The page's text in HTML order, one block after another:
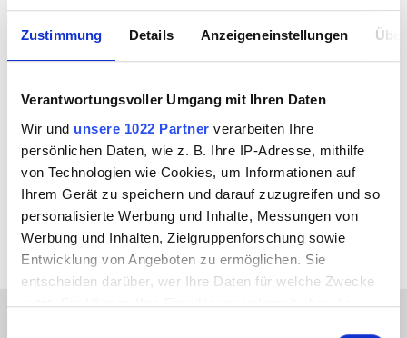
Zustimmung Details Anzeigeneinstellungen
Verantwortungsvoller Umgang mit Ihren Daten
Wir und unsere 1022 Partner verarbeiten Ihre
persönlichen Daten, wie z. B. Ihre IP-Adresse, mithilfe
von Technologien wie Cookies, um Informationen auf
Ihrem Gerät zu speichern und darauf zuzugreifen und so
personalisierte Werbung und Inhalte, Messungen von
Werbung und Inhalten, Zielgruppenforschung sowie
Entwicklung von Angeboten zu ermöglichen. Sie
entscheiden darüber, wer Ihre Daten für welche Zwecke
nutzt. Sie können Ihre Einwilligung jederzeit über die
Meterlast
4 t/m
Kleinster
Kurvenradius
60 m